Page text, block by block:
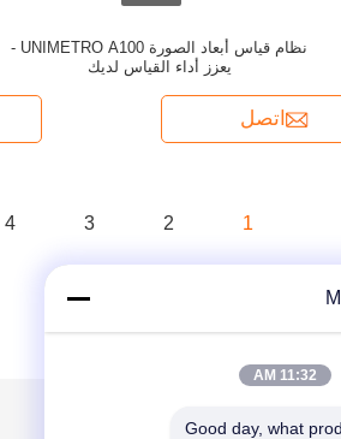
نظام قياس أبعاد الصورة UNIMETRO A100 -
يعزز أداء القياس لديك
اتصل
1
2
3
4
11:32 AM
Good day, what